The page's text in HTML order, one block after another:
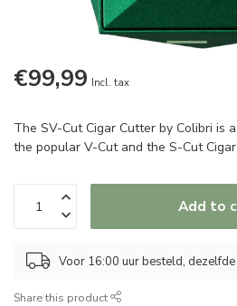
€99,99 Incl. tax
The SV-Cut Cigar Cutter by Colibri is
the popular V-Cut and the S-Cut
Add to
Voor 16:00 uur besteld,
Share this product